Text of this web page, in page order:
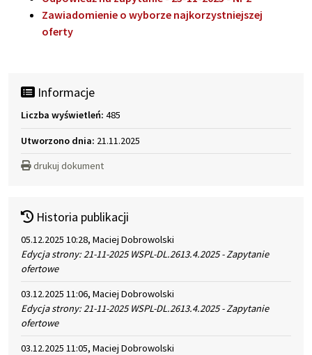
Zawiadomienie o wyborze najkorzystniejszej
oferty
Informacje
Liczba wyświetleń: 485
Utworzono dnia: 21.11.2025
drukuj dokument
Historia publikacji
05.12.2025 10:28, Maciej Dobrowolski
Edycja strony: 21-11-2025 WSPL-DL.2613.4.2025 - Zapytanie
ofertowe
03.12.2025 11:06, Maciej Dobrowolski
Edycja strony: 21-11-2025 WSPL-DL.2613.4.2025 - Zapytanie
ofertowe
03.12.2025 11:05, Maciej Dobrowolski